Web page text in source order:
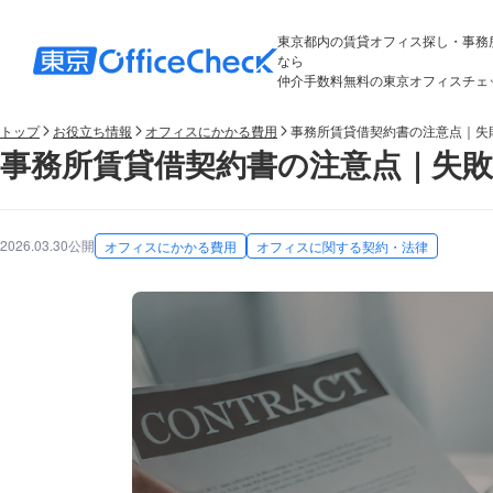
東京都内の賃貸オフィス探し・事務
なら
仲介手数料無料の東京オフィスチェ
トップ お役立ち情報 オフィスにかかる費用 事務所賃貸借契約書の注意点｜
事務所賃貸借契約書の注意点｜失
2026.03.30公開 オフィスにかかる費用 オフィスに関する契約・法律